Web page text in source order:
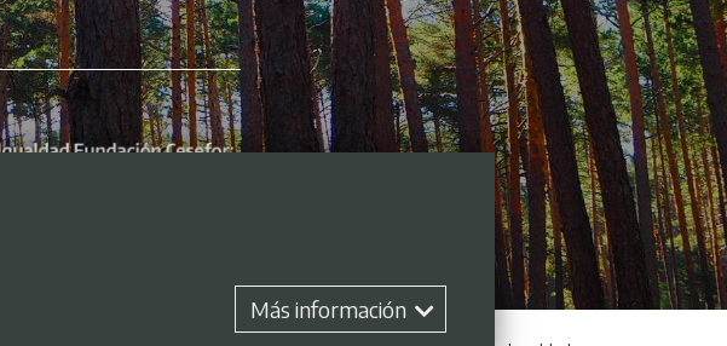
Más información